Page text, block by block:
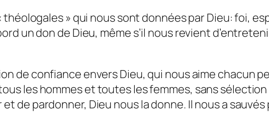
» qui nous sont données par Dieu: foi,
un don de Dieu, même s’il nous revient
de confiance envers Dieu, qui nous aime chacun
les hommes et toutes les femmes, sans
de pardonner, Dieu nous la donne. Il nous a sauvés